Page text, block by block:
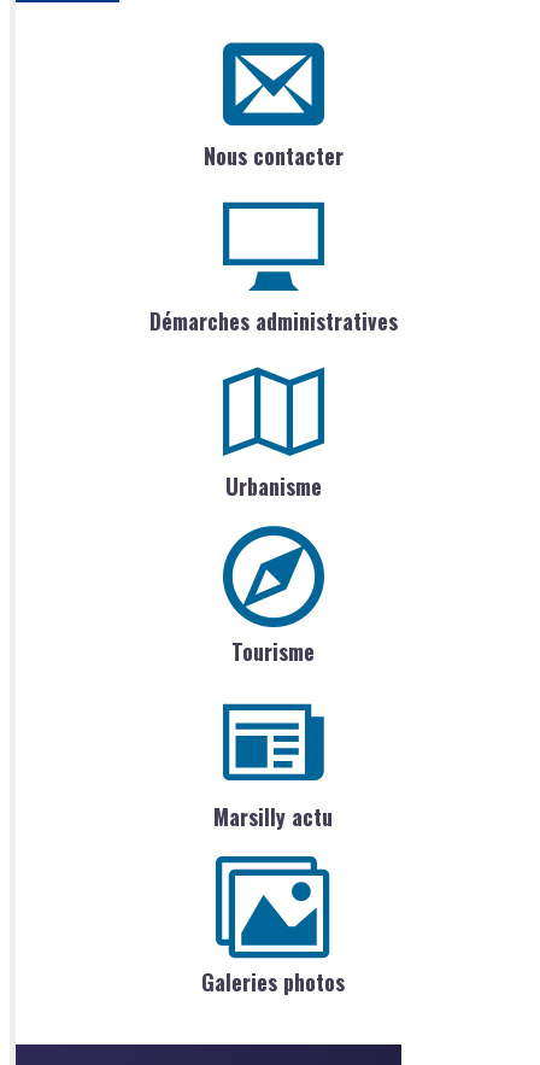
Nous contacter
Démarches administratives
Urbanisme
Tourisme
Marsilly actu
Galeries photos